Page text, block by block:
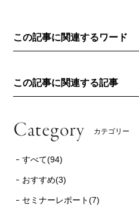
この記事に関連するワード
この記事に関連する記事
カテゴリー
すべて(94)
おすすめ(3)
セミナーレポート(7)